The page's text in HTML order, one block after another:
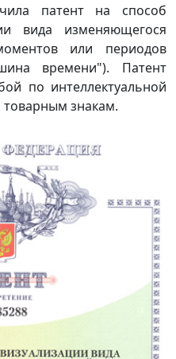
патент на способ
вида изменяющегося
или периодов
времени"). Патент
по интеллектуальной
товарным знакам.